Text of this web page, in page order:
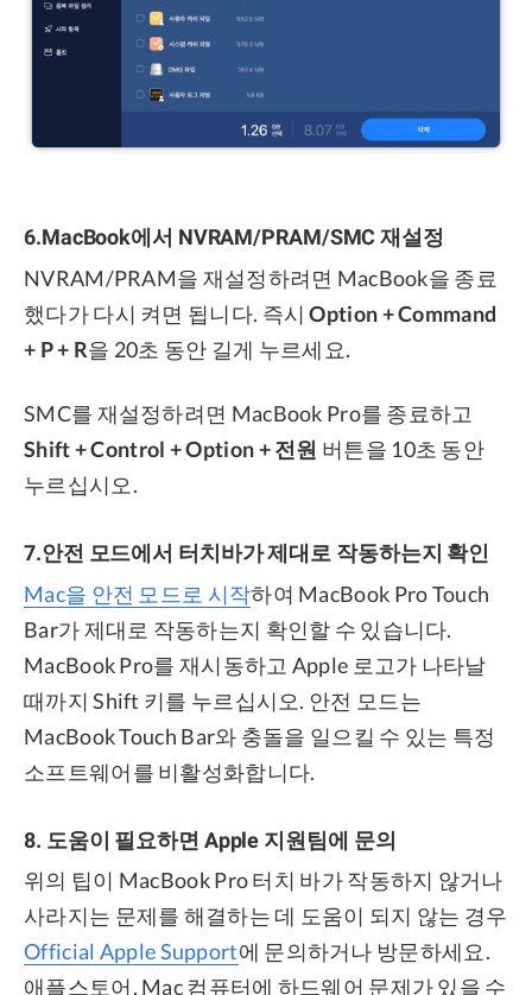
6.MacBook에서 NVRAM/PRAM/SMC 재설정
NVRAM/PRAM을 재설정하려면 MacBook을 종료
했다가 다시 켜면 됩니다. 즉시Option + Command
+ P + R을 20초 동안 길게 누르세요.
SMC를 재설정하려면 MacBook Pro를 종료하고
Shift + Control + Option + 전원 버튼을 10초 동안
누르십시오.
7.안전 모드에서 터치바가 제대로 작동하는지 확인
Mac을 안전 모드로 시작하여 MacBook Pro Touch
Bar가 제대로 작동하는지 확인할 수 있습니다.
MacBook Pro를 재시동하고 Apple 로고가 나타날
때까지 Shift 키를 누르십시오. 안전 모드는
MacBook Touch Bar와 충돌을 일으킬 수 있는 특정
소프트웨어를 비활성화합니다.
8. 도움이 필요하면 Apple 지원팀에 문의
위의 팁이 MacBook Pro 터치 바가 작동하지 않거나
사라지는 문제를 해결하는 데 도움이 되지 않는 경우
Official Apple Support에 문의하거나 방문하세요.
애플스토어. Mac 컴퓨터에 하드웨어 문제가 있을 수